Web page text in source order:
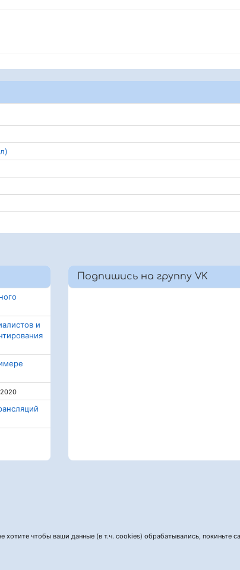
и
Подпишись на группу VK
хотите чтобы ваши данные (в т.ч. cookies) обрабатывались, покиньте